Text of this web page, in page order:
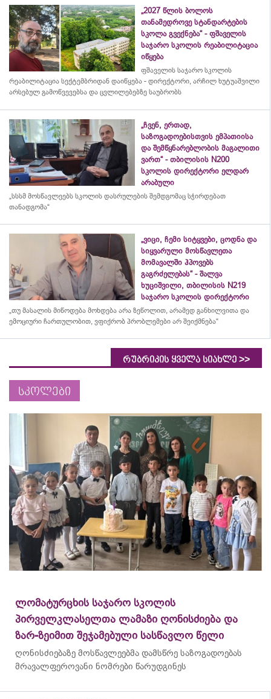
„2027 წლის ბოლოს
თანამედროვე სტანდარტების
სკოლა გვექნება“ - ფშაველის
საჯარო სკოლის რეაბილიტაცია
იწყება
ფშაველის საჯარო სკოლის
რეაბილიტაცია სექტემბრიდან დაიწყება - დირექტორი, არჩილ ხუტუაშვილი
არსებულ გამოწვევებსა და ცვლილებებზე საუბრობს
„ჩვენ, ერთად,
საზოგადოებისთვის ემპათიისა
და შემწყნარებლობის მაგალითი
ვართ“ - თბილისის N200
სკოლის დირექტორი ელდარ
არაბული
„სსსმ მოსწავლეებს სკოლის დასრულების შემდგომაც სჭირდებათ
თანადგომა“
„ვიცი, ჩემი სიტყვები, ცოდნა და
სიყვარული მოსწავლეთა
მომავალში ჰპოვებს
გაგრძელებას“ - შალვა
ხუციშვილი, თბილისის N219
საჯარო სკოლის დირექტორი
„თუ მასალის მიწოდება მოხდება არა ზეწოლით, არამედ განხილვითა და
ემოციური ჩართულობით, ვფიქრობ პრობლემები არ შეიქმნება“
რუბრიკის ყველა სიახლე >>
სკოლები
ლომატურცხის საჯარო სკოლის
პირველკლასელთა ლამაზი ღონისძიება და
ზარ-ზეიმით შეჯამებული სასწავლო წელი
ღონისძიებაზე მოსწავლეებმა დამსწრე საზოგადოებას
მრავალფეროვანი ნომრები წარუდგინეს